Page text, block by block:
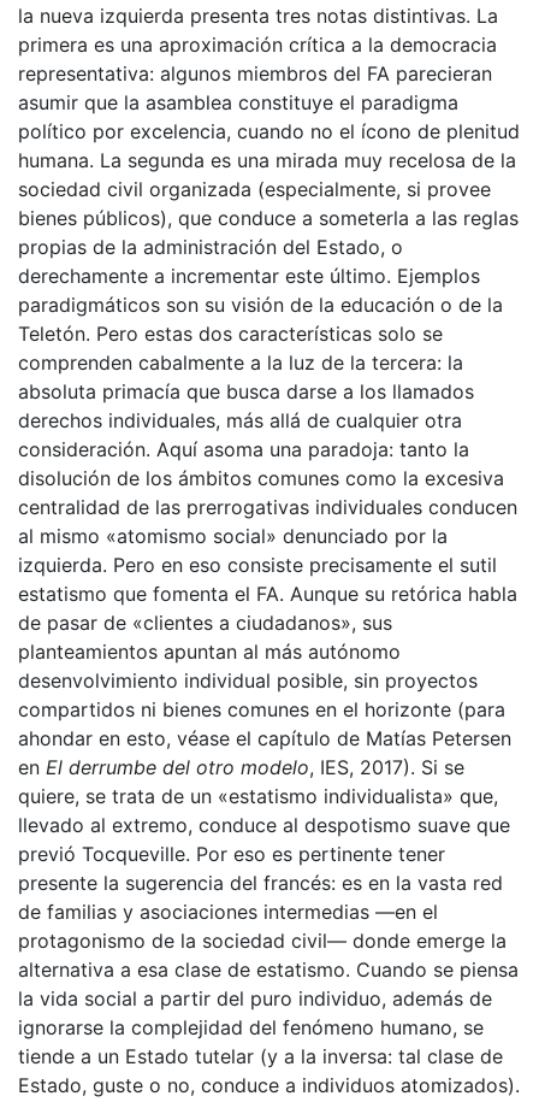
la nueva izquierda presenta tres notas distintivas. La
primera es una aproximación crítica a la democracia
representativa: algunos miembros del FA parecieran
asumir que la asamblea constituye el paradigma
político por excelencia, cuando no el ícono de plenitud
humana. La segunda es una mirada muy recelosa de la
sociedad civil organizada (especialmente, si provee
bienes públicos), que conduce a someterla a las reglas
propias de la administración del Estado, o
derechamente a incrementar este último. Ejemplos
paradigmáticos son su visión de la educación o de la
Teletón. Pero estas dos características solo se
comprenden cabalmente a la luz de la tercera: la
absoluta primacía que busca darse a los llamados
derechos individuales, más allá de cualquier otra
consideración. Aquí asoma una paradoja: tanto la
disolución de los ámbitos comunes como la excesiva
centralidad de las prerrogativas individuales conducen
al mismo «atomismo social» denunciado por la
izquierda. Pero en eso consiste precisamente el sutil
estatismo que fomenta el FA. Aunque su retórica habla
de pasar de «clientes a ciudadanos», sus
planteamientos apuntan al más autónomo
desenvolvimiento individual posible, sin proyectos
compartidos ni bienes comunes en el horizonte (para
ahondar en esto, véase el capítulo de Matías Petersen
en El derrumbe del otro modelo, IES, 2017). Si se
quiere, se trata de un «estatismo individualista» que,
llevado al extremo, conduce al despotismo suave que
previó Tocqueville. Por eso es pertinente tener
presente la sugerencia del francés: es en la vasta red
de familias y asociaciones intermedias —en el
protagonismo de la sociedad civil— donde emerge la
alternativa a esa clase de estatismo. Cuando se piensa
la vida social a partir del puro individuo, además de
ignorarse la complejidad del fenómeno humano, se
tiende a un Estado tutelar (y a la inversa: tal clase de
Estado, guste o no, conduce a individuos atomizados).